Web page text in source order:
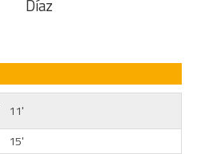
Díaz
11'
15'